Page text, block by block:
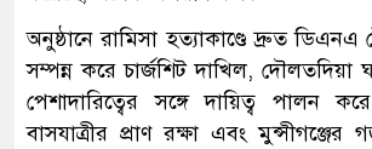
অনুষ্ঠানে রামিসা হত্যাকাণ্ডে দ্রুত ডিএনএ
সম্পন্ন করে চার্জশিট দাখিল, দৌলতদিয়া
পেশাদারিত্বের সঙ্গে দায়িত্ব পালন
বাসযাত্রীর প্রাণ রক্ষা এবং মুন্সীগঞ্জের